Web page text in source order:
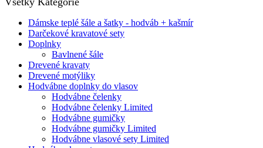
Dámske teplé šále a šatky - hodváb + kašmír
Darčekové kravatové sety
Doplnky
Bavlnené šále
Drevené kravaty
Drevené motýliky
Hodvábne doplnky do vlasov
Hodvábne čelenky
Hodvábne čelenky Limited
Hodvábne gumičky
Hodvábne gumičky Limited
Hodvábne vlasové sety Limited